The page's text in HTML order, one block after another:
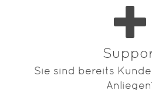
Sie sind bereits